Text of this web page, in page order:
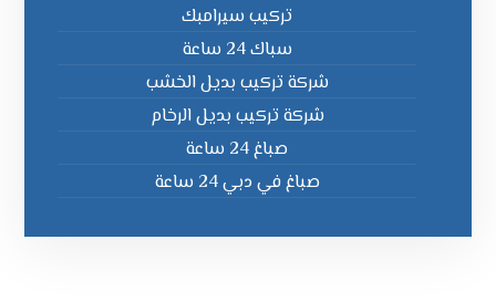
تركيب سيرامبك
سباك 24 ساعة
شركة تركيب بديل الخشب
شركة تركيب بديل الرخام
صباغ 24 ساعة
صباغ في دبي 24 ساعة